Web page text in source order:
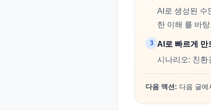
AI로 생성된 수
한 이해 를 바
3 AI로 빠르게 만
시나리오: 친환
다음 액션: 다음 글에